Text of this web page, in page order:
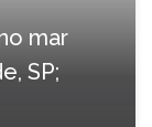
mar
SP;